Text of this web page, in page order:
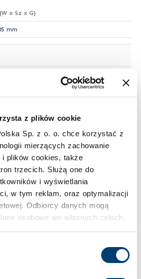
z plików cookie
Sp. z o. o. chce korzystać z
mierzących zachowanie
i plików cookies, także
trzecich. Służą one do
i wyświetlania
w tym reklam, oraz optymalizacji
Odbiorcy danych mogą
osobowe we własnych celach.
x Sz x G)
mm
w domu
w firmie